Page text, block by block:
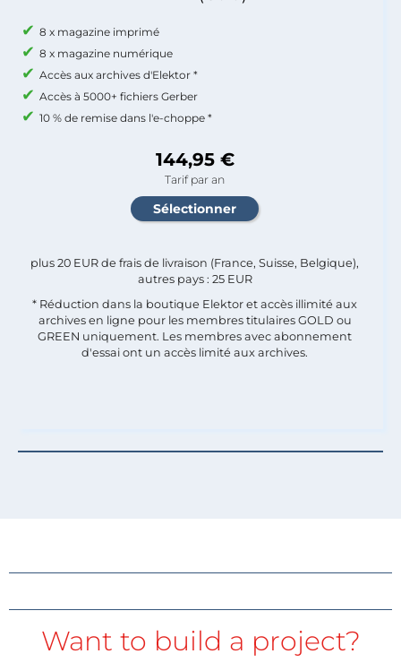
8 x magazine imprimé
8 x magazine numérique
Accès aux archives d'Elektor *
Accès à 5000+ fichiers Gerber
10 % de remise dans l'e-choppe *
144,95 €
Tarif par an
plus 20 EUR de frais de livraison (France, Suisse, Belgique),
autres pays : 25 EUR
* Réduction dans la boutique Elektor et accès illimité aux
archives en ligne pour les membres titulaires GOLD ou
GREEN uniquement. Les membres avec abonnement
d'essai ont un accès limité aux archives.
Want to build a project?